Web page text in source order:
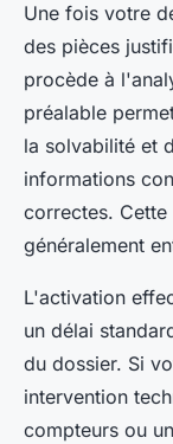
Une fois votre
des pièces
procède à
préalable
la solvabilité et
informations
correctes.
généralement
L'activation
un délai
du dossier. Si
intervention
compteurs ou